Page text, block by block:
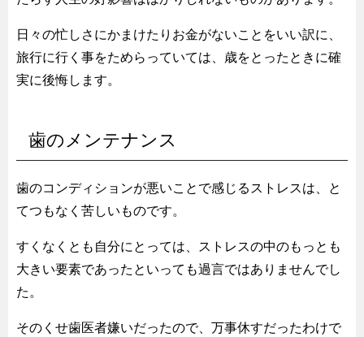
日々の忙しさにかまけたりお金がないことをいい訳に、
旅行に行く事をためらっていては、歳をとったときに確
実に後悔します。
歯のメンテナンス
歯のコンディションが悪いことで感じるストレスは、と
てつもなく苦しいものです。
すくなくとも自分にとっては、ストレスの中のもっとも
大きい要素であったといっても過言ではありませんでし
た。
そのくせ歯医者嫌いだったので、万事休すだったわけで